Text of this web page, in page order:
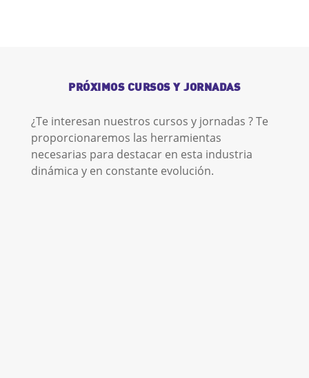
PRÓXIMOS CURSOS Y JORNADAS
¿Te interesan nuestros cursos y jornadas ? Te
proporcionaremos las herramientas
necesarias para destacar en esta industria
dinámica y en constante evolución.